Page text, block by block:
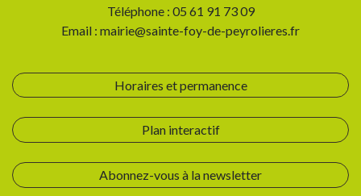
Téléphone : 05 61 91 73 09
Email : mairie@sainte-foy-de-peyrolieres.fr
Horaires et permanence
Plan interactif
Abonnez-vous à la newsletter